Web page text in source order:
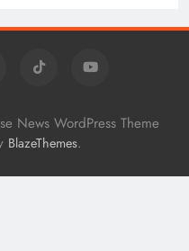
News WordPress Theme
BlazeThemes.